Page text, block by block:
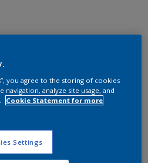
you agree to the storing of cookies
analyze site usage, and
Cookie Statement for more
Settings